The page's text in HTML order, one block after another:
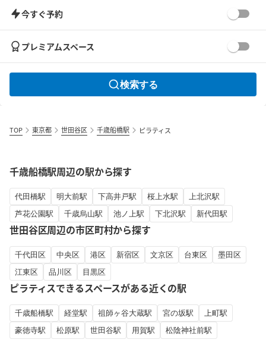
今すぐ予約
プレミアムスペース
検索する
TOP 東京都 世田谷区 千歳船橋駅 ピラティス
千歳船橋駅周辺の駅から探す
代田橋駅 明大前駅 下高井戸駅 桜上水駅
上北沢駅
芦花公園駅
千歳烏山駅 池ノ上駅 下北沢駅 新代田駅
世田谷区周辺の市区町村から探す
千代田区 中央区 港区 新宿区 文京区 台東区
墨田区
江東区
品川区 目黒区
ピラティスできるスペースがある近くの駅
千歳船橋駅 経堂駅 祖師ヶ谷大蔵駅 宮の坂駅
上町駅
豪徳寺駅
松原駅 世田谷駅 用賀駅 松陰神社前駅